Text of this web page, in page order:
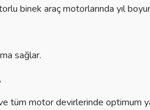
binek araç motorlarında yıl
sağlar.
tüm motor devirlerinde optimum